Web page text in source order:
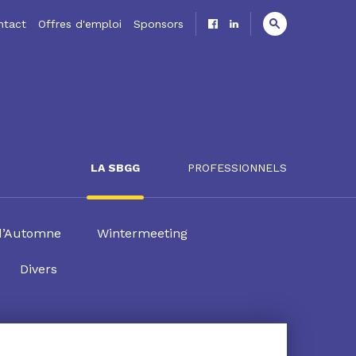
Offres d'emploi Sponsors
LA SBGG PROFESSIONNELS
Wintermeeting
Divers